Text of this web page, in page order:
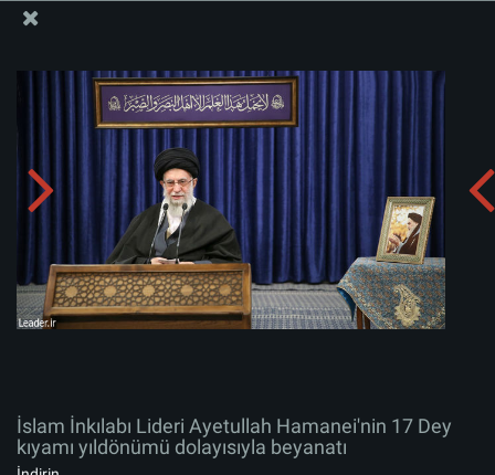
İslam İnkılabı Lideri Ayetullah Hamanei'nin 17 Dey
kıyamı yıldönümü dolayısıyla beyanatı
Albümü indirin:
İslam İnkılabı Lideri Ayetullah Hamanei'nin 17 Dey
kıyamı yıldönümü dolayısıyla beyanatı